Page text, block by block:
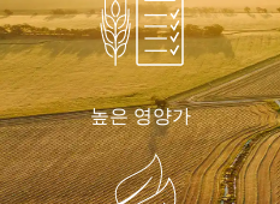
높은 영양가